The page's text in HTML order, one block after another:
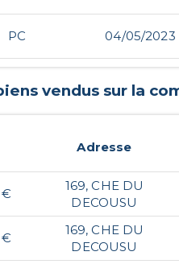
PC 04/05/2023
vendus sur la
Adresse
€
169, CHE DU
DECOUSU
€
169, CHE DU
DECOUSU